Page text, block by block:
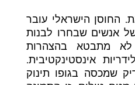
החוסן הישראלי עובר
אנשים שבחרו לבנות
מתבטא בהצהרות
אינסטינקטיבית.
שמכסה בגופו תינוק